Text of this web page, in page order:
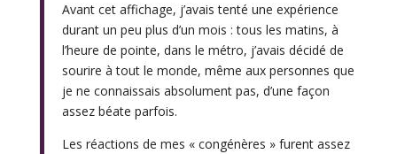
Avant cet affichage, j’avais tenté une expérience
durant un peu plus d’un mois : tous les matins, à
l’heure de pointe, dans le métro, j’avais décidé de
sourire à tout le monde, même aux personnes que
je ne connaissais absolument pas, d’une façon
assez béate parfois.
Les réactions de mes « congénères » furent assez